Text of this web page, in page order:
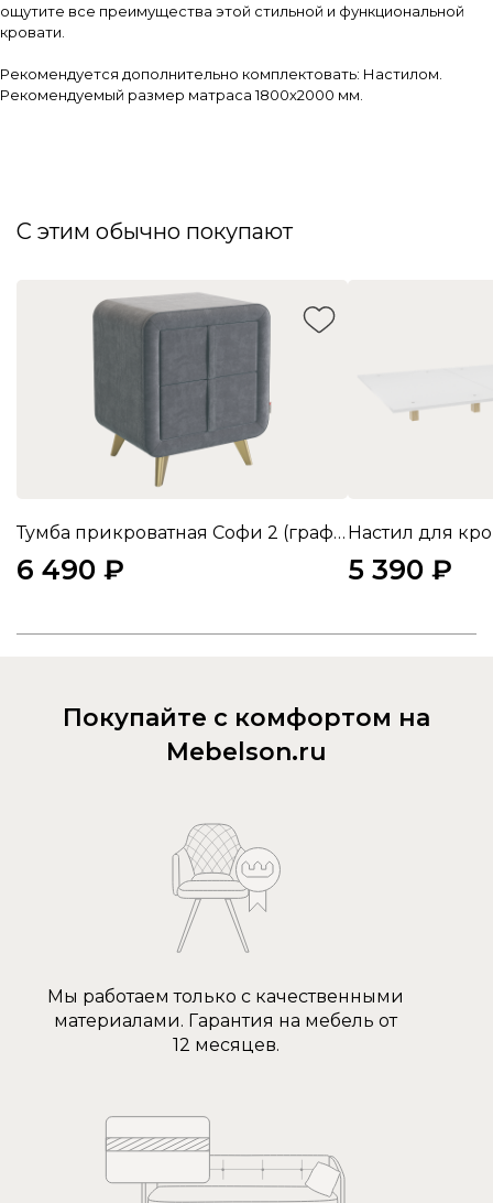
ощутите все преимущества этой стильной и функциональной
кровати.
Рекомендуется дополнительно комплектовать: Настилом.
Рекомендуемый размер матраса 1800х2000 мм.
С этим обычно покупают
Тумба прикроватная Софи 2 (графит (велюр))
6 490 ₽
Настил для
5 390 ₽
Покупайте с комфортом на
Mebelson.ru
Мы работаем только с качественными
материалами. Гарантия на мебель от
12 месяцев.